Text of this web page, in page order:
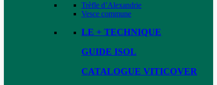
Trèfle d’Alexandrie
Vesce commune
LE + TECHNIQUE
GUIDE ISOL
CATALOGUE VITICOVER